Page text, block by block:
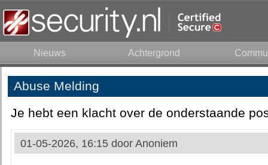
Nieuws Achtergrond
Abuse Melding
Je hebt een klacht over de onderstaande
01-05-2026, 16:15 door Anoniem